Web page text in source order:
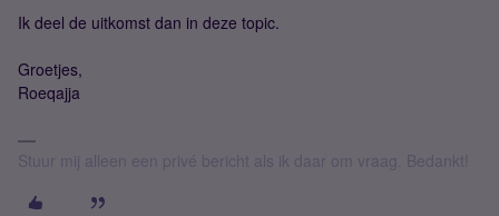
Ik deel de uitkomst dan in deze topic.
Groetjes,
Roeqajja
Stuur mij alleen een privé bericht als ik daar om vraag. Bedankt!